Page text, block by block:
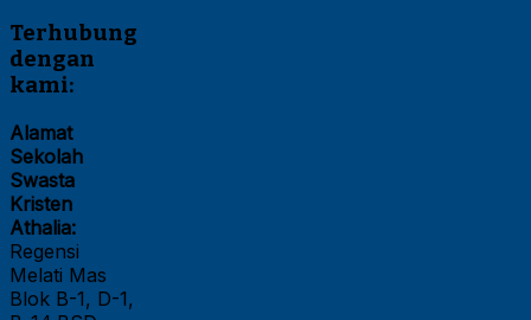
Terhubung
dengan
kami:
Alamat
Sekolah
Swasta
Kristen
Athalia:
Regensi
Melati Mas
Blok B-1, D-1,